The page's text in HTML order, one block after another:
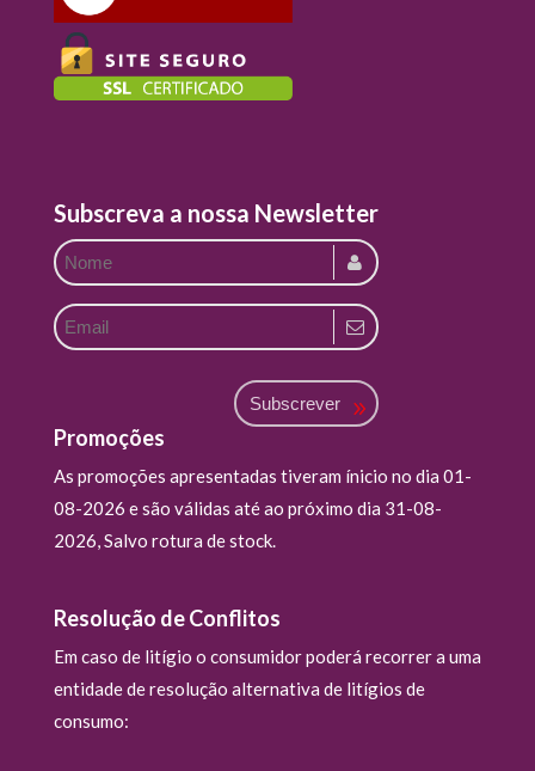
Subscreva a nossa Newsletter
Subscrever
Promoções
As promoções apresentadas tiveram ínicio no dia 01-
08-2026 e são válidas até ao próximo dia 31-08-
2026, Salvo rotura de stock.
Resolução de Conflitos
Em caso de litígio o consumidor poderá recorrer a uma
entidade de resolução alternativa de litígios de
consumo: